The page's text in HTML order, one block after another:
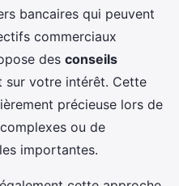
bancaires qui peuvent
commerciaux
des conseils
sur votre intérêt. Cette
précieuse lors de
ou de
importantes.